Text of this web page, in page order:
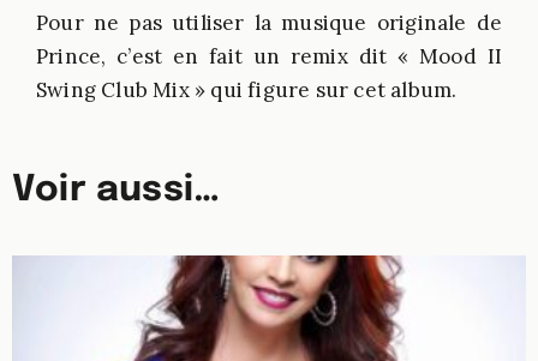
Pour ne pas utiliser la musique originale de
Prince, c’est en fait un remix dit « Mood II
Swing Club Mix » qui figure sur cet album.
Voir aussi…